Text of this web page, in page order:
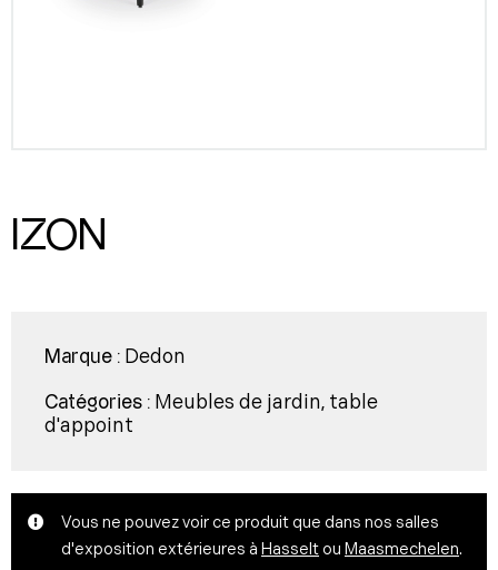
IZON
Marque : Dedon
Catégories : Meubles de jardin, table
d'appoint
Vous ne pouvez voir ce produit que dans nos salles
d'exposition extérieures à Hasselt ou Maasmechelen.